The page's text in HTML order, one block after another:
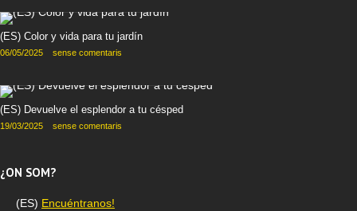
(ES) Color y vida para tu jardín
06/05/2025 sense comentaris
(ES) Devuelve el esplendor a tu césped
19/03/2025 sense comentaris
¿ON SOM?
(ES) Encuéntranos!